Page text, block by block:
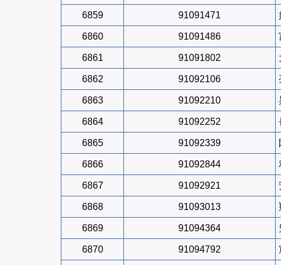
6859 91091471
6860 91091486
6861 91091802
6862 91092106
6863 91092210
6864 91092252
6865 91092339
6866 91092844
6867 91092921
6868 91093013
6869 91094364
6870 91094792